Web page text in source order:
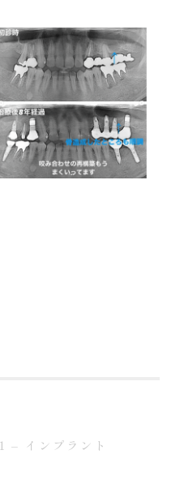
と思います。
るインプラントは、通
ト」という晴れや痛み
療ができないぐらい骨
い、患者様に優しい手
い「ソケットリフト」
。
– インプラント